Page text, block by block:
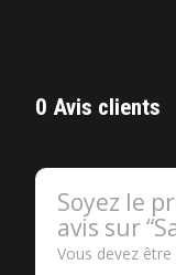
0 Avis clients
Soyez le
avis sur
Vous devez être